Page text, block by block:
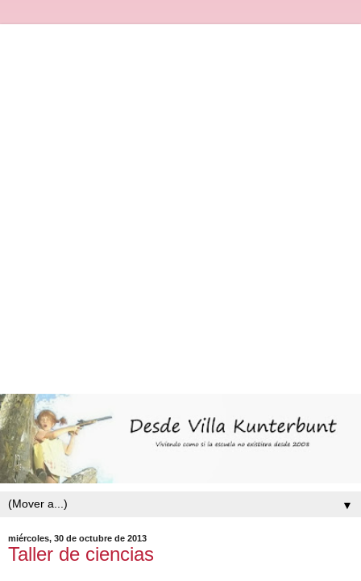
▼
miércoles, 30 de octubre de 2013
Taller de ciencias